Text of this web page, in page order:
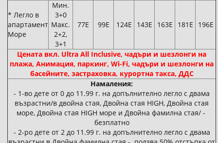
* Легло в
апартамент
Море
Мин.
3+0
Макс.
2+2,
3+1
77Е 99Е 124Е 143Е 163Е 181Е 196Е
Цената вкл. Ultra All Inclusive, чадъри и шезлонги на
плажа, Анимация, паркинг, Wi-Fi, чадъри и шезлонги на
басейните, застраховка, курортна такса, ДДС
Намаления:
- 1-во дете от 0 до 11.99 г. на допълнително легло с двама
възрастни/в двойна стая, Двойна стая HIGH, Двойна стая
море, Двойна стая HIGH море и Двойна фамилна стая/ -
безплатно
- 2-ро дете от 2 до 11.99 г. на допълнително легло с двама